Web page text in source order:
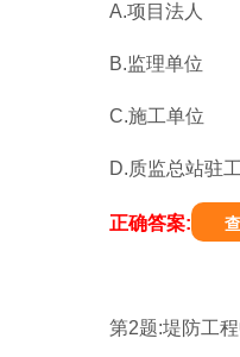
A.项目法人
B.监理单位
C.施工单位
D.质监总站驻
正确答案:
第2题:堤防工